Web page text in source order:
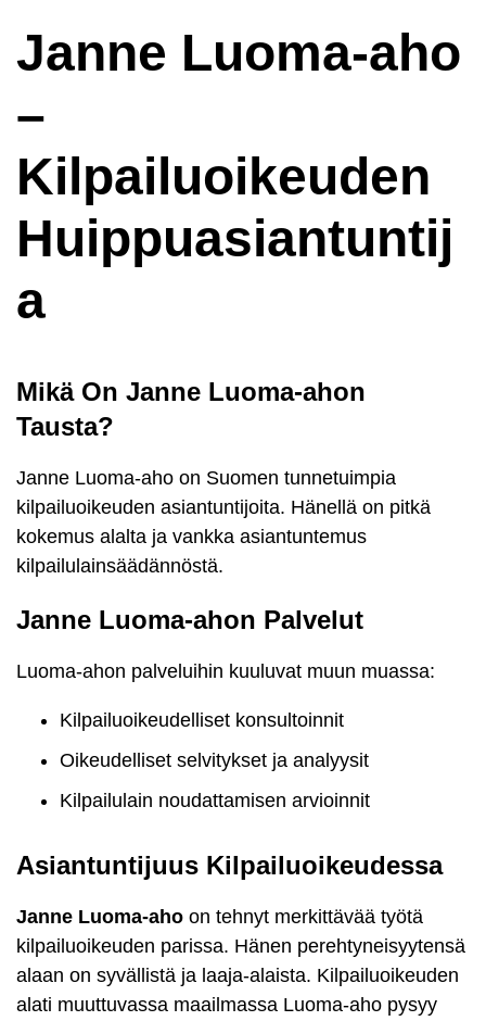
Janne Luoma-aho
–
Kilpailuoikeuden
Huippuasiantuntij
a
Mikä On Janne Luoma-ahon
Tausta?
Janne Luoma-aho on Suomen tunnetuimpia
kilpailuoikeuden asiantuntijoita. Hänellä on pitkä
kokemus alalta ja vankka asiantuntemus
kilpailulainsäädännöstä.
Janne Luoma-ahon Palvelut
Luoma-ahon palveluihin kuuluvat muun muassa:
Kilpailuoikeudelliset konsultoinnit
Oikeudelliset selvitykset ja analyysit
Kilpailulain noudattamisen arvioinnit
Asiantuntijuus Kilpailuoikeudessa
Janne Luoma-aho on tehnyt merkittävää työtä
kilpailuoikeuden parissa. Hänen perehtyneisyytensä
alaan on syvällistä ja laaja-alaista. Kilpailuoikeuden
alati muuttuvassa maailmassa Luoma-aho pysyy